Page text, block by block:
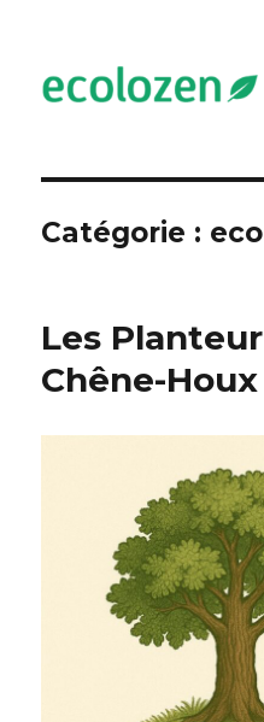
Catégorie :
Les
Chêne-Houx